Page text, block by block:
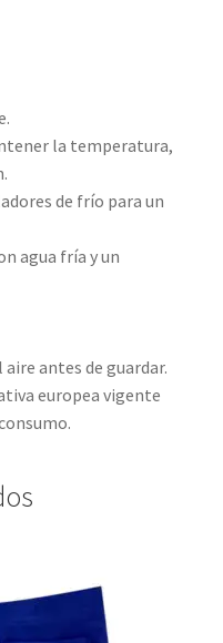
la temperatura,
de frío para un
agua fría y un
antes de guardar.
europea vigente